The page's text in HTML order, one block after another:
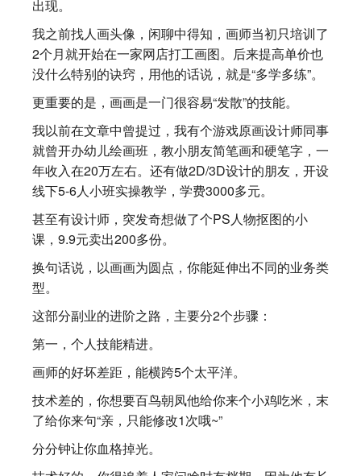
出现。
我之前找人画头像，闲聊中得知，画师当初只培训了
2个月就开始在一家网店打工画图。后来提高单价也
没什么特别的诀窍，用他的话说，就是“多学多练”。
更重要的是，画画是一门很容易“发散”的技能。
我以前在文章中曾提过，我有个游戏原画设计师同事
就曾开办幼儿绘画班，教小朋友简笔画和硬笔字，一
年收入在20万左右。还有做2D/3D设计的朋友，开设
线下5-6人小班实操教学，学费3000多元。
甚至有设计师，突发奇想做了个PS人物抠图的小
课，9.9元卖出200多份。
换句话说，以画画为圆点，你能延伸出不同的业务类
型。
这部分副业的进阶之路，主要分2个步骤：
第一，个人技能精进。
画师的好坏差距，能横跨5个太平洋。
技术差的，你想要百鸟朝凤他给你来个小鸡吃米，末
了给你来句“亲，只能修改1次哦~”
分分钟让你血格掉光。